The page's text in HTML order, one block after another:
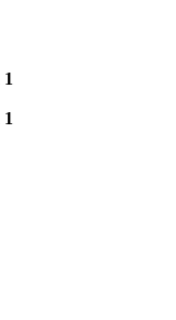
1
1